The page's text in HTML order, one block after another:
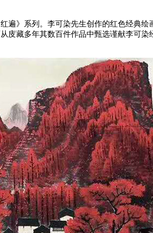
遍》系列。李可染先生创作的红色经典
庋藏多年其数百件作品中甄选谨献李可